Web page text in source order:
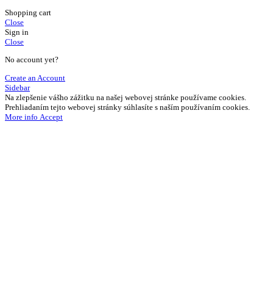
Shopping cart
Close
Sign in
Close
No account yet?
Create an Account
Sidebar
Na zlepšenie vášho zážitku na našej webovej stránke používame cookies.
Prehliadaním tejto webovej stránky súhlasíte s naším používaním cookies.
More info More
Accept